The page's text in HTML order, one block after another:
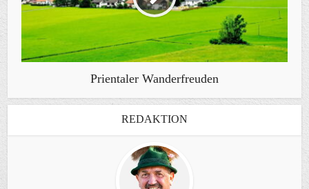
Prientaler Wanderfreuden
REDAKTION